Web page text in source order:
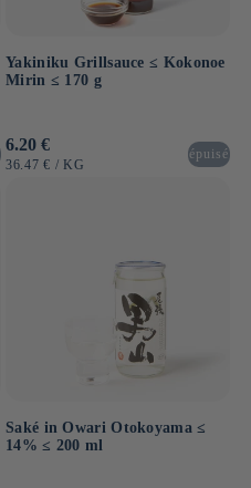
Yakiniku Grillsauce ≤ Kokonoe
Mirin ≤ 170 g
Normaler
Preis
6.20 €
GRUNDPREIS
36.47 € / PRO
KG
épuisé
Saké in Owari Otokoyama ≤
14% ≤ 200 ml